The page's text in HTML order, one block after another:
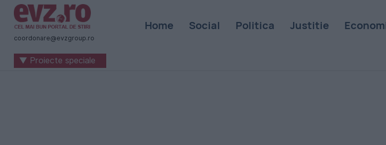
Știri
naționale
internaționale
coordonare@evzgroup.ro
Home Social Politica Justitie
▼ Proiecte speciale